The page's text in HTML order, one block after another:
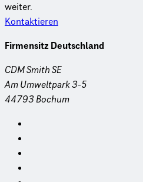
weiter.
Kontaktieren
Firmensitz Deutschland
CDM Smith SE
Am Umweltpark 3-5
44793 Bochum